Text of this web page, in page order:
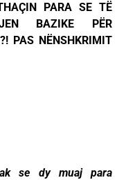
PARA SE TË
BAZIKE PËR
PAS NËNSHKRIMIT
se dy muaj para